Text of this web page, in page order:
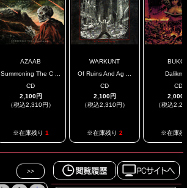
AZAAB
Summoning The C ...
CD
2,100円
（税込2,310円）
※在庫残り 1
WARKUNT
Of Ruins And Ag ...
CD
2,100円
（税込2,310円）
※在庫残り 2
CD
2,000
（税込
※在庫残